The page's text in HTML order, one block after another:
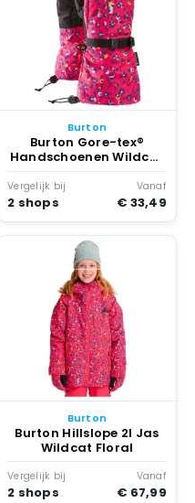
Burton
Burton Gore-tex®
Handschoenen Wildcat
Floral
Vergelijk bij
2 shops
Vanaf
€ 33,49
Burton
Burton Hillslope 2l Jas
Wildcat Floral
Vergelijk bij
2 shops
Vanaf
€ 67,99